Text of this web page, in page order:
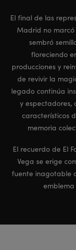
El final de las
Madrid no marcó
sembró
floreciendo
producciones y
de revivir la
legado continúa
y espectadores,
característicos
memoria
El recuerdo de El
Vega se erige
fuente inagotable